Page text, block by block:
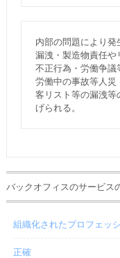
内部の問題により
漏洩・製造物責任や
不正行為・労働争議
労働中の事故等人災
客リスト等の漏洩等
げられる。
バックオフィスのサービス
組織化されたプロフェッ
正確